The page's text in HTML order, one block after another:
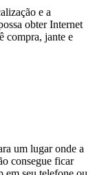
e a
obter Internet
compra, jante e
um lugar onde a
consegue ficar